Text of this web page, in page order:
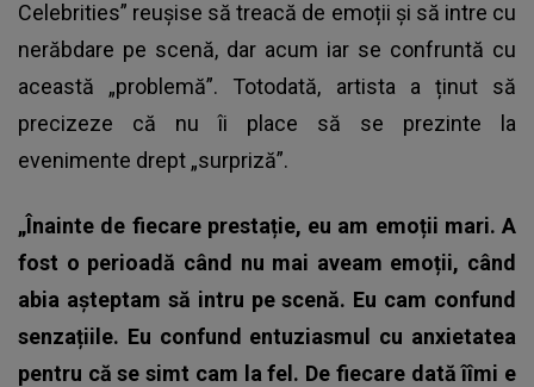
Celebrities” reușise să treacă de emoții și să intre cu
nerăbdare pe scenă, dar acum iar se confruntă cu
această „problemă”. Totodată, artista a ținut să
precizeze că nu îi place să se prezinte la
evenimente drept „surpriză”.
„Înainte de fiecare prestație, eu am emoții mari. A
fost o perioadă când nu mai aveam emoții, când
abia așteptam să intru pe scenă. Eu cam confund
senzațiile. Eu confund entuziasmul cu anxietatea
pentru că se simt cam la fel. De fiecare dată îîmi e